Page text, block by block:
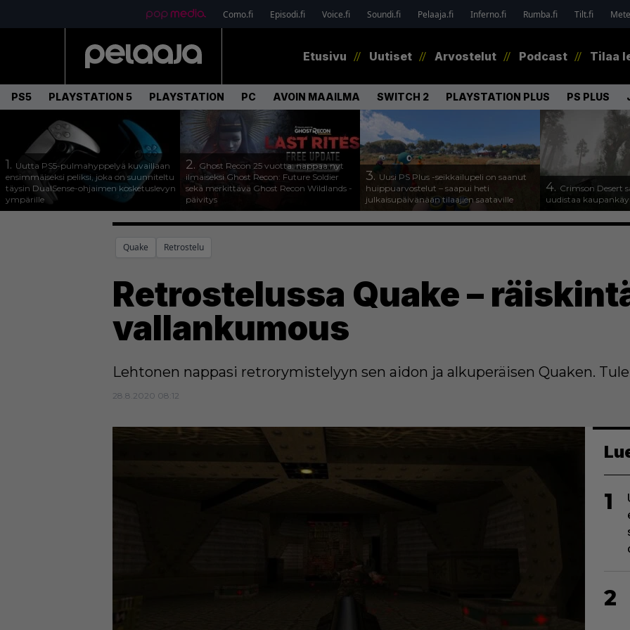
Como.fi Episodi.fi Voice.fi Soundi.fi Pelaaja.fi Inferno.fi Rumba.fi Tilt.fi
Etusivu Uutiset Arvostelut Podcast Tilaa
PS5 PLAYSTATION 5 PLAYSTATION PC AVOIN MAAILMA SWITCH 2 PLAYSTATION PLUS PS PLUS
1. Uutta PS5-pulmahyppelyä kuvaillaan
ensimmäiseksi peliksi, joka on suunniteltu
täysin DualSense-ohjaimen kosketuslevyn
ympärille
2. Ghost Recon 25 vuotta: nappaa nyt
ilmaiseksi Ghost Recon: Future Soldier
sekä merkittävä Ghost Recon Wildlands -
päivitys
3. Uusi PS Plus -seikkailupeli on saanut
huippuarvostelut – saapui heti
julkaisupäivänään tilaajien saataville
4. Crimson Desert
uudistaa
Quake Retrostelu
Retrostelussa Quake –
vallankumous
Lehtonen nappasi retrorymistelyyn sen aidon ja alkuperäisen Quaken.
28.8.2020 08:12
1
2